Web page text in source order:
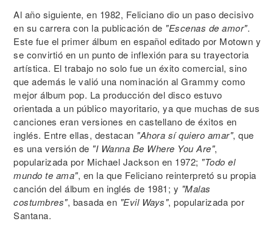
Al año siguiente, en 1982, Feliciano dio un paso decisivo
en su carrera con la publicación de "Escenas de amor".
Este fue el primer álbum en español editado por Motown y
se convirtió en un punto de inflexión para su trayectoria
artística. El trabajo no solo fue un éxito comercial, sino
que además le valió una nominación al Grammy como
mejor álbum pop. La producción del disco estuvo
orientada a un público mayoritario, ya que muchas de sus
canciones eran versiones en castellano de éxitos en
inglés. Entre ellas, destacan "Ahora sí quiero amar", que
es una versión de "I Wanna Be Where You Are",
popularizada por Michael Jackson en 1972; "Todo el
mundo te ama", en la que Feliciano reinterpretó su propia
canción del álbum en inglés de 1981; y "Malas
costumbres", basada en "Evil Ways", popularizada por
Santana.